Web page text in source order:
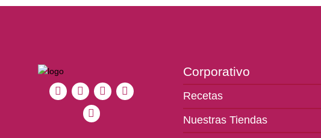
Corporativo
Recetas
Nuestras Tiendas